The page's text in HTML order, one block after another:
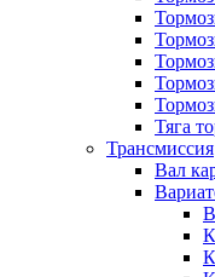
Тяга
Трансмиссия
Вал